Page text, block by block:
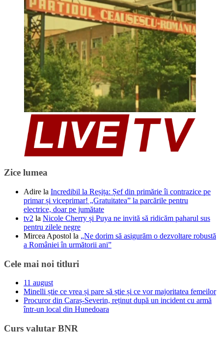
Zice lumea
Adire la Incredibil la Reșița: Șef din primărie îi contrazice pe
primar și viceprimar! „Gratuitatea” la parcările pentru
electrice, doar pe jumătate
tv2 la Nicole Cherry și Puya ne invită să ridicăm paharul sus
pentru zilele negre
Mircea Apostol la „Ne dorim să asigurăm o dezvoltare robustă
a României în următorii ani”
Cele mai noi titluri
11 august
Minelli știe ce vrea și pare să știe și ce vor majoritatea femeilor
Procuror din Caraș-Severin, reținut după un incident cu armă
într-un local din Hunedoara
Curs valutar BNR